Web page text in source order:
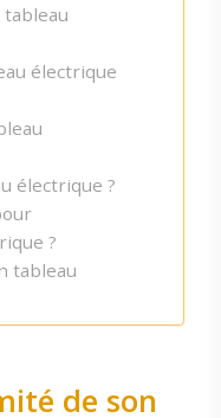
électrique
électrique ?
?
tableau
de son